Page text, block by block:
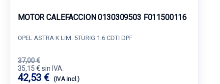
MOTOR CALEFACCION 0130309503 F011500116
OPEL ASTRA K LIM. 5TÜRIG 1.6 CDTI DPF
37,00 €
35,15 € sin IVA.
42,53 € (IVA incl.)